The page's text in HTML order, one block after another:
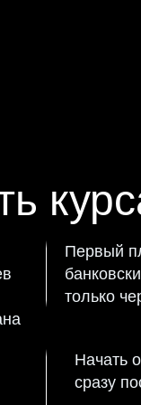
Начать
сразу
Первый
только